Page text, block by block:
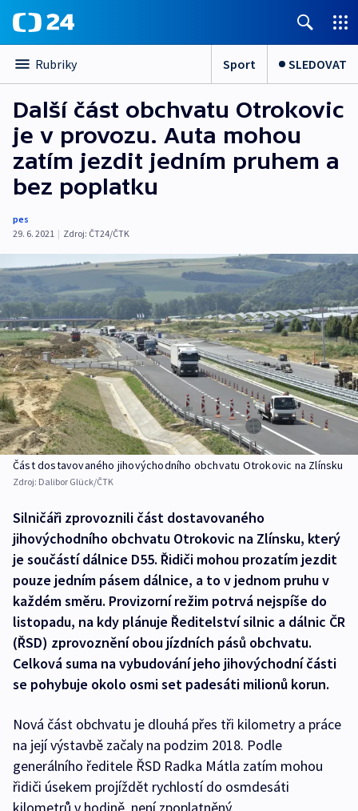
Rubriky Sport SLEDOVAT
Další část obchvatu Otrokovic
je v provozu. Auta mohou
zatím jezdit jedním pruhem a
bez poplatku
pes
29. 6. 2021 | Zdroj: ČT24/ČTK
Část dostavovaného jihovýchodního obchvatu Otrokovic na Zlínsku
Zdroj: Dalibor Glück/ČTK
Silničáři zprovoznili část dostavovaného
jihovýchodního obchvatu Otrokovic na Zlínsku, který
je součástí dálnice D55. Řidiči mohou prozatím jezdit
pouze jedním pásem dálnice, a to v jednom pruhu v
každém směru. Provizorní režim potrvá nejspíše do
listopadu, na kdy plánuje Ředitelství silnic a dálnic ČR
(ŘSD) zprovoznění obou jízdních pásů obchvatu.
Celková suma na vybudování jeho jihovýchodní části
se pohybuje okolo osmi set padesáti milionů korun.
Nová část obchvatu je dlouhá přes tři kilometry a práce
na její výstavbě začaly na podzim 2018. Podle
generálního ředitele ŘSD Radka Mátla zatím mohou
řidiči úsekem projíždět rychlostí do osmdesáti